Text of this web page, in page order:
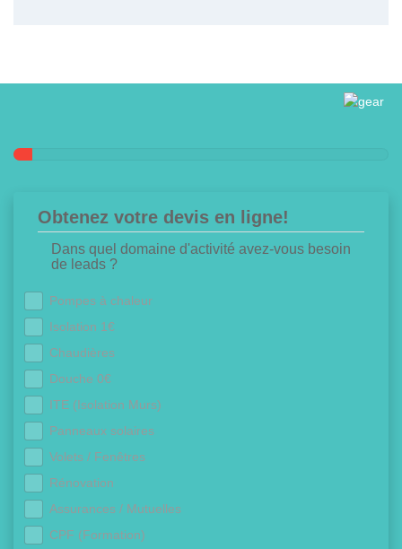
Obtenez votre devis en ligne!
Dans quel domaine d'activité avez-vous besoin
de leads ?
Pompes à chaleur
Isolation 1€
Chaudières
Douche 0€
ITE (Isolation Murs)
Panneaux solaires
Volets / Fenêtres
Rénovation
Assurances / Mutuelles
CPF (Formation)